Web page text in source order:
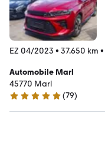
EZ 04/2023 • 37.650 km •
Automobile Marl
45770 ­­­Marl
5 Sterne
(79)